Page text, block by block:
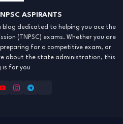
ASPIRANTS
blog dedicated to helping you ace the
(TNPSC) exams. Whether you are
for a competitive exam, or
about the state administration, this
is for you